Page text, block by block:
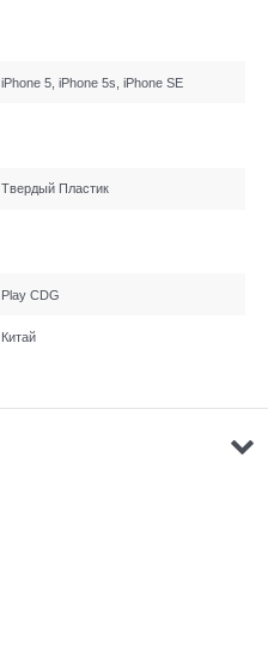
iPhone 5, iPhone 5s, iPhone SE
Твердый Пластик
Play CDG
Китай